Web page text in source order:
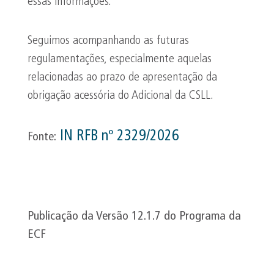
Seguimos acompanhando as futuras
regulamentações, especialmente aquelas
relacionadas ao prazo de apresentação da
obrigação acessória do Adicional da CSLL.
Fonte: IN RFB nº 2329/2026
Publicação da Versão 12.1.7 do Programa da
ECF